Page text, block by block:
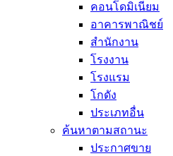
คอนโดมิเนียม
อาคารพาณิชย์
สำนักงาน
โรงงาน
โรงแรม
โกดัง
ประเภทอื่น
ค้นหาตามสถานะ
ประกาศขาย